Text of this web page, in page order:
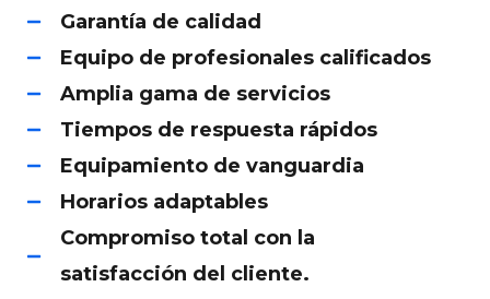
Garantía de calidad
Equipo de profesionales calificados
Amplia gama de servicios
Tiempos de respuesta rápidos
Equipamiento de vanguardia
Horarios adaptables
Compromiso total con la
satisfacción del cliente.